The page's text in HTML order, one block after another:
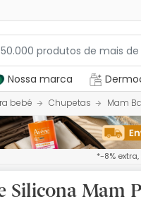
Nossa marca
bebé Chupetas Mam
*-8%
Silicona Mam